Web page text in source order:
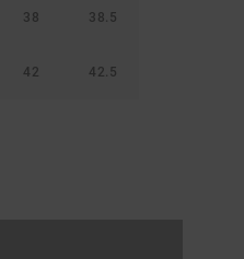
38 38.5
42 42.5